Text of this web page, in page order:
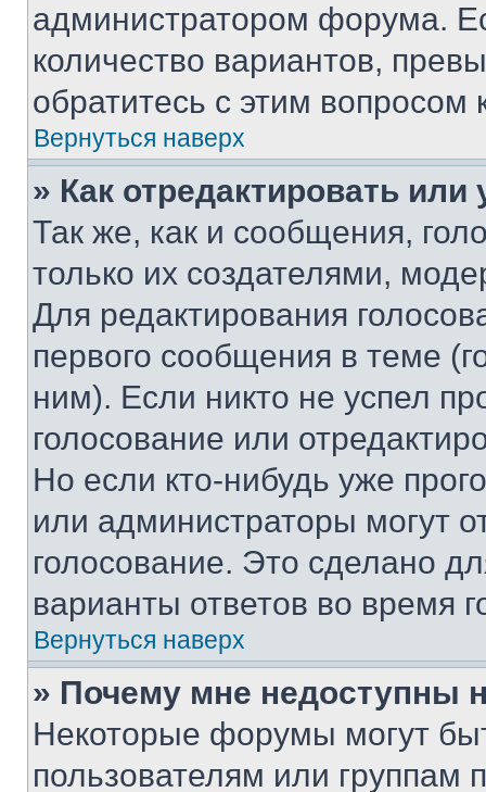
администратором форума.
количество вариантов,
обратитесь с этим вопросом
Вернуться наверх
» Как отредактировать
Так же, как и сообщения,
только их создателями,
Для редактирования
первого сообщения в теме
ним). Если никто не успел
голосование или
Но если кто-нибудь уже
или администраторы могут
голосование. Это сделано
варианты ответов во время
Вернуться наверх
» Почему мне недоступны
Некоторые форумы могут
пользователям или группам